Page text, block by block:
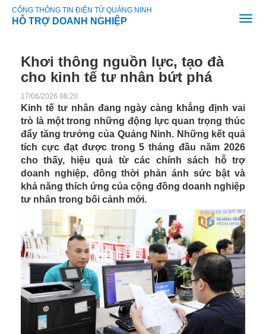
CỔNG THÔNG TIN ĐIỆN TỬ QUẢNG NINH
HỖ TRỢ DOANH NGHIỆP
Khơi thông nguồn lực, tạo đà
cho kinh tế tư nhân bứt phá
17/06/2026 08:20
Kinh tế tư nhân đang ngày càng khẳng định vai
trò là một trong những động lực quan trọng thúc
đẩy tăng trưởng của Quảng Ninh. Những kết quả
tích cực đạt được trong 5 tháng đầu năm 2026
cho thấy, hiệu quả từ các chính sách hỗ trợ
doanh nghiệp, đồng thời phản ánh sức bật và
khả năng thích ứng của cộng đồng doanh nghiệp
tư nhân trong bối cảnh mới.